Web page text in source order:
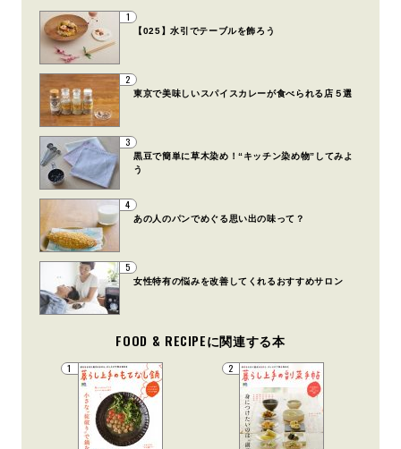
1
【025】水引でテーブルを飾ろう
2
東京で美味しいスパイスカレーが食べられる店５選
3
黒豆で簡単に草木染め！“キッチン染め物”してみよ
う
4
あの人のパンでめぐる思い出の味って？
5
女性特有の悩みを改善してくれるおすすめサロン
FOOD & RECIPEに関連する本
1 2